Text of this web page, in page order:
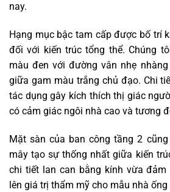
nay.
Hạng mục bậc tam cấp được bố trí
đối với kiến trúc tổng thể. Chúng
màu đen với đường vân nhẹ
giữa gam màu trắng chủ đạo. Chi
tác dụng gây kích thích thị giác
có cảm giác ngôi nhà cao và tương
Mặt sàn của ban công tầng 2
mây tạo sự thống nhất giữa kiến
chi tiết lan can bằng kính vừa đảm
lên giá trị thẩm mỹ cho mẫu nhà